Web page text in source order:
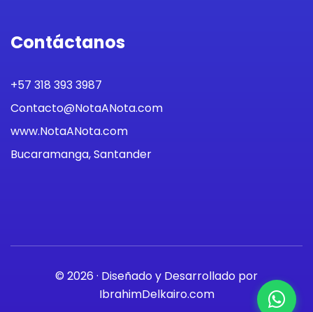
Contáctanos
+57 318 393 3987
Contacto@NotaANota.com
www.NotaANota.com
Bucaramanga, Santander
© 2026 · Diseñado y Desarrollado por
IbrahimDelkairo.com